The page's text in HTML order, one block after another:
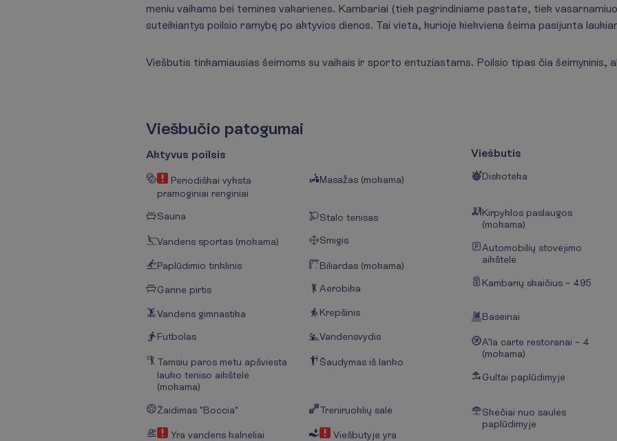
meniu vaikams bei temines vakarienes. Kambariai (tiek pagrindiniame pastate, tiek
suteikiantys poilsio ramybę po aktyvios dienos. Tai vieta, kurioje kiekviena šeima pasijunta
Viešbutis tinkamiausias šeimoms su vaikais ir sporto entuziastams. Poilsio tipas čia šeimyninis,
Viešbučio patogumai
Aktyvus poilsis
Periodiškai vyksta
pramoginiai renginiai
Masažas (mokama)
Sauna Stalo tenisas
Vandens sportas (mokama) Smigis
Paplūdimio tinklinis Biliardas (mokama)
Garinė pirtis Aerobika
Vandens gimnastika Krepšinis
Futbolas Vandensvydis
Tamsiu paros metu apšviesta
lauko teniso aikštelė
(mokama)
Šaudymas iš lanko
Žaidimas "Boccia" Treniruoklių salė
Yra vandens kalneliai
Viešbutyje yra
Viešbutis
Diskoteka
Kirpyklos paslaugos
(mokama)
Automobilių stovėjimo
aikštelė
Kambarių skaičius – 495
Baseinai
A'la carte restoranai – 4
(mokama)
Gultai paplūdimyje
Skėčiai nuo saulės
paplūdimyje